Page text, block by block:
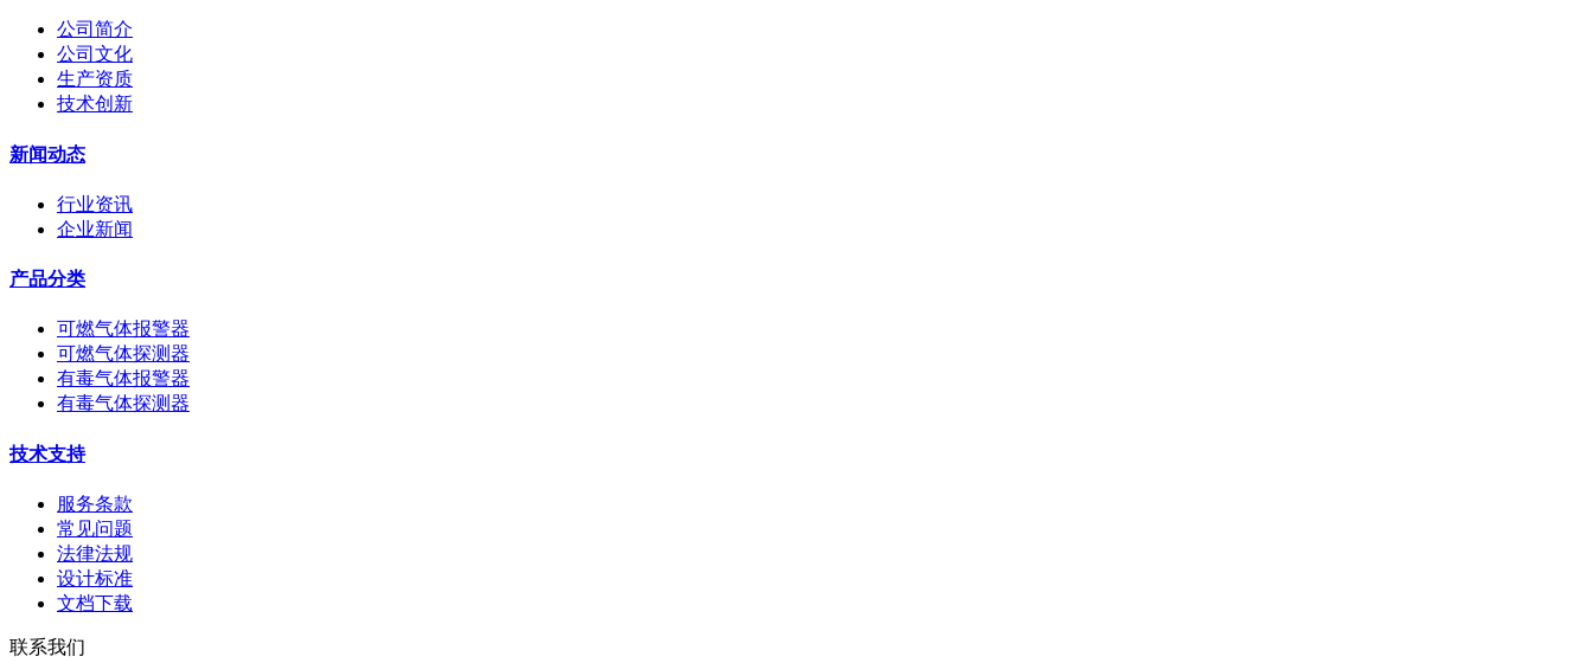
公司简介
公司文化
生产资质
技术创新
新闻动态
行业资讯
企业新闻
产品分类
可燃气体报警器
可燃气体探测器
有毒气体报警器
有毒气体探测器
技术支持
服务条款
常见问题
法律法规
设计标准
文档下载
联系我们